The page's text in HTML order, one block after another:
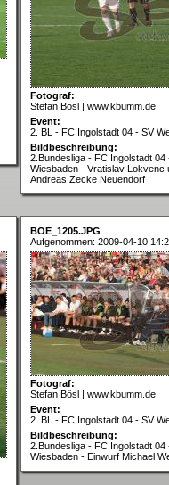
Fotograf:
Stefan Bösl | www.kbumm.de
Event:
2. BL - FC Ingolstadt 04 - SV
Bildbeschreibung:
2.Bundesliga - FC Ingolstadt 04
Wiesbaden - Vratislav Lokvenc
Andreas Zecke Neuendorf
BOE_1205.JPG
Aufgenommen: 2009-04-10
Fotograf:
Stefan Bösl | www.kbumm.de
Event:
2. BL - FC Ingolstadt 04 - SV
Bildbeschreibung:
2.Bundesliga - FC Ingolstadt 04
Wiesbaden - Einwurf Michael